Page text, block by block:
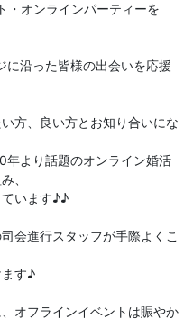
・オンラインパーティーを
沿った皆様の出会いを応援
方、良い方とお知り合いにな
より話題のオンライン婚活
、
います♪♪
会進行スタッフが手際よくこ
す♪
オフラインイベントは賑やか